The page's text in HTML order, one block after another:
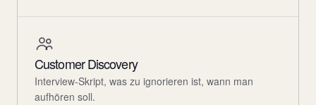
Customer Discovery
Interview-Skript, was zu ignorieren ist, wann man
aufhören soll.